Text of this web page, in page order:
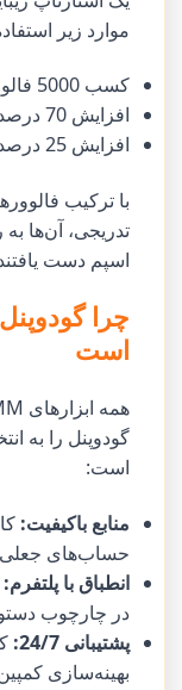
موارد زیر
کسب 5000 فالوور هدفمند در 30 روز
افزایش 70 درصدی تعامل پست‌ها
افزایش 25 درصدی کلیک‌های وب‌سایت
با ترکیب
تدریجی، آن‌ها
اسپم دست
است
گودوپنل را به
است:
منابع باکیفیت:
حساب‌های
انطباق با پلتفرم:
در چارچوب
پشتیبانی 24/7:
بهینه‌سازی